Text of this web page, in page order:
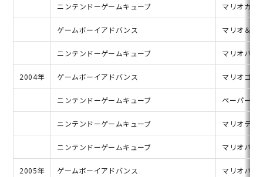
ニンテンドーゲームキューブ マリオカー
ゲームボーイアドバンス マリオ＆ル
ニンテンドーゲームキューブ マリオパー
2004年 ゲームボーイアドバンス マリオゴル
ニンテンドーゲームキューブ ペーパーマ
ニンテンドーゲームキューブ マリオテニ
ニンテンドーゲームキューブ マリオパー
2005年 ゲームボーイアドバンス マリオパー